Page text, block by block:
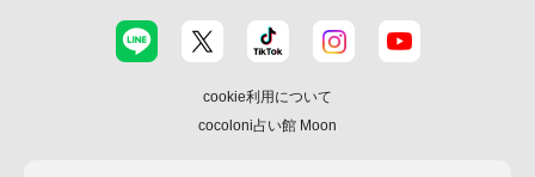
cookie利用について
cocoloni占い館 Moon